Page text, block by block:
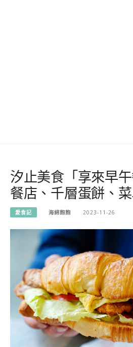
汐止美食「享來早
餐店、千層蛋餅、
愛食記 海綿飽飽 2023-11-26